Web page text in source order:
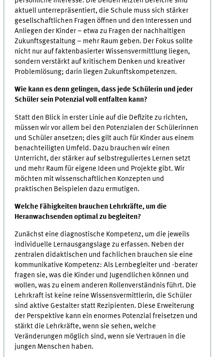
aktuell unterrepräsentiert, die Schule muss sich stärker
gesellschaftlichen Fragen öffnen und den Interessen und
Anliegen der Kinder – etwa zu Fragen der nachhaltigen
Zukunftsgestaltung – mehr Raum geben. Der Fokus sollte
nicht nur auf faktenbasierter Wissensvermittlung liegen,
sondern verstärkt auf kritischem Denken und kreativer
Problemlösung; darin liegen Zukunftskompetenzen.
Wie kann es denn gelingen, dass jede Schülerin und jeder
Schüler sein Potenzial voll entfalten kann?
Statt den Blick in erster Linie auf die Defizite zu richten,
müssen wir vor allem bei den Potenzialen der Schülerinnen
und Schüler ansetzen; dies gilt auch für Kinder aus einem
benachteiligten Umfeld. Dazu brauchen wir einen
Unterricht, der stärker auf selbstreguliertes Lernen setzt
und mehr Raum für eigene Ideen und Projekte gibt. Wir
möchten mit wissenschaftlichen Konzepten und
praktischen Beispielen dazu ermutigen.
Welche Fähigkeiten brauchen Lehrkräfte, um die
Heranwachsenden optimal zu begleiten?
Zunächst eine diagnostische Kompetenz, um die jeweils
individuelle Lernausgangslage zu erfassen. Neben der
zentralen didaktischen und fachlichen brauchen sie eine
kommunikative Kompetenz: Als Lernbegleiter und -berater
fragen sie, was die Kinder und Jugendlichen können und
wollen, was zu einem anderen Rollenverständnis führt. Die
Lehrkraft ist keine reine Wissensvermittlerin, die Schüler
sind aktive Gestalter statt Rezipienten. Diese Erweiterung
der Perspektive kann ein enormes Potenzial freisetzen und
stärkt die Lehrkräfte, wenn sie sehen, welche
Veränderungen möglich sind, wenn sie Vertrauen in die
jungen Menschen haben.